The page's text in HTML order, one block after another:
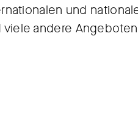
und
andere